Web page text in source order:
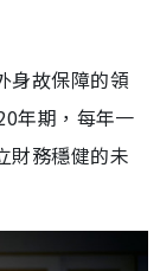
身故保障的領
年期，每年一
財務穩健的未